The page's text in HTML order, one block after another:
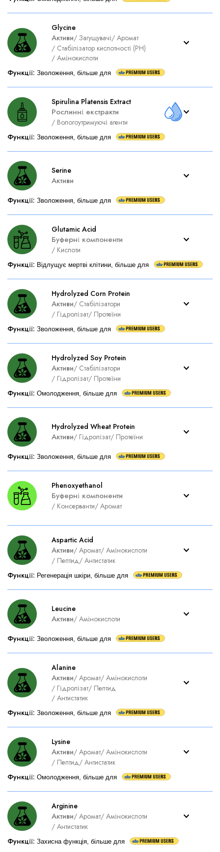
Glycine
Активи/ Загущувачі/ Аромат
/ Стабілізатор кислотності (PH)
/ Амінокислоти
Функції: Зволоження, більше для
Spirulina Platensis Extract
Рослинні екстракти
/ Вологоутримуючі агенти
Функції: Зволоження, більше для
Serine
Активи
Функції: Зволоження, більше для
Glutamic Acid
Буферні компоненти
/ Кислоти
Функції: Відлущує мертві клітини, більше для
Hydrolyzed Corn Protein
Активи/ Стабілізатори
/ Гідролізат/ Протеїни
Функції: Зволоження, більше для
Hydrolyzed Soy Protein
Активи/ Стабілізатори
/ Гідролізат/ Протеїни
Функції: Омолодження, більше для
Hydrolyzed Wheat Protein
Активи/ Гідролізат/ Протеїни
Функції: Зволоження, більше для
Phenoxyethanol
Буферні компоненти
/ Консерванти/ Аромат
Aspartic Acid
Активи/ Аромат/ Амінокислоти
/ Пептид/ Антистатик
Функції: Регенерація шкіри, більше для
Leucine
Активи/ Амінокислоти
Функції: Зволоження, більше для
Alanine
Активи/ Аромат/ Амінокислоти
/ Гідролізат/ Пептид
/ Антистатик
Функції: Зволоження, більше для
Lysine
Активи/ Аромат/ Амінокислоти
/ Пептид/ Антистатик
Функції: Омолодження, більше для
Arginine
Активи/ Аромат/ Амінокислоти
/ Антистатик
Функції: Захисна функція, більше для